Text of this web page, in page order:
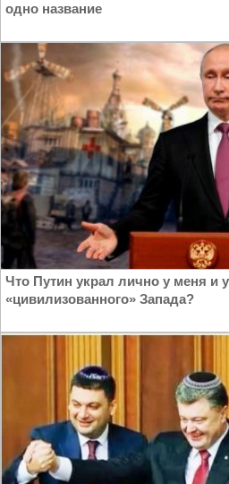
одно название
Что Путин украл лично у меня и
«цивилизованного» Запада?